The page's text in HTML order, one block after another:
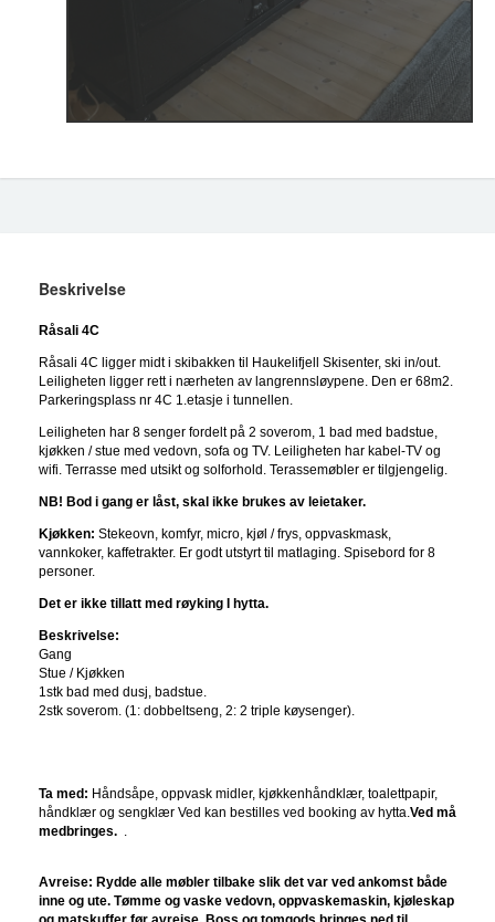
Beskrivelse
Råsali 4C
Råsali 4C ligger midt i skibakken til Haukelifjell Skisenter, ski in/out.
Leiligheten ligger rett i nærheten av langrennsløypene. Den er 68m2.
Parkeringsplass nr 4C 1.etasje i tunnellen.
Leiligheten har 8 senger fordelt på 2 soverom, 1 bad med badstue,
kjøkken / stue med vedovn, sofa og TV. Leiligheten har kabel-TV og
wifi. Terrasse med utsikt og solforhold. Terassemøbler er tilgjengelig.
NB! Bod i gang er låst, skal ikke brukes av leietaker.
Kjøkken: Stekeovn, komfyr, micro, kjøl / frys, oppvaskmask,
vannkoker, kaffetrakter. Er godt utstyrt til matlaging. Spisebord for 8
personer.
Det er ikke tillatt med røyking I hytta.
Beskrivelse:
Gang
Stue / Kjøkken
1stk bad med dusj, badstue.
2stk soverom. (1: dobbeltseng, 2: 2 triple køysenger).
Ta med: Håndsåpe, oppvask midler, kjøkkenhåndklær, toalettpapir,
håndklær og sengklær Ved kan bestilles ved booking av hytta. Ved må
medbringes.
Avreise: Rydde alle møbler tilbake slik det var ved ankomst både
inne og ute. Tømme og vaske vedovn, oppvaskemaskin, kjøleskap